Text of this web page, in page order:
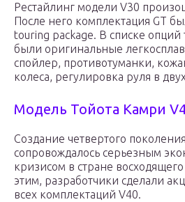
Рестайлинг модели V30
После него комплектация GT
touring package. В списке опций
были оригинальные
спойлер, противотуманки,
колеса, регулировка руля в
Модель Тойота Камри
Создание четвертого
сопровождалось серьезным
кризисом в стране
этим, разработчики сделали
всех комплектаций V40.